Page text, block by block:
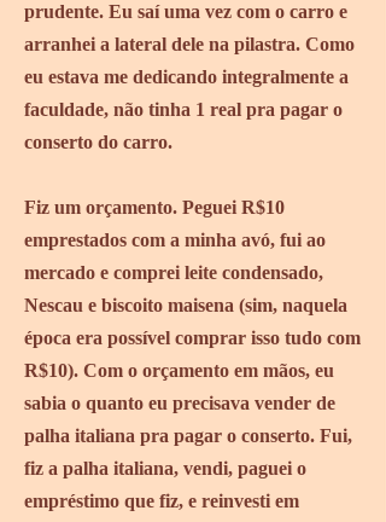
prudente. Eu saí uma vez com o carro e
arranhei a lateral dele na pilastra. Como
eu estava me dedicando integralmente a
faculdade, não tinha 1 real pra pagar o
conserto do carro.
Fiz um orçamento. Peguei R$10
emprestados com a minha avó, fui ao
mercado e comprei leite condensado,
Nescau e biscoito maisena (sim, naquela
época era possível comprar isso tudo com
R$10). Com o orçamento em mãos, eu
sabia o quanto eu precisava vender de
palha italiana pra pagar o conserto. Fui,
fiz a palha italiana, vendi, paguei o
empréstimo que fiz, e reinvesti em